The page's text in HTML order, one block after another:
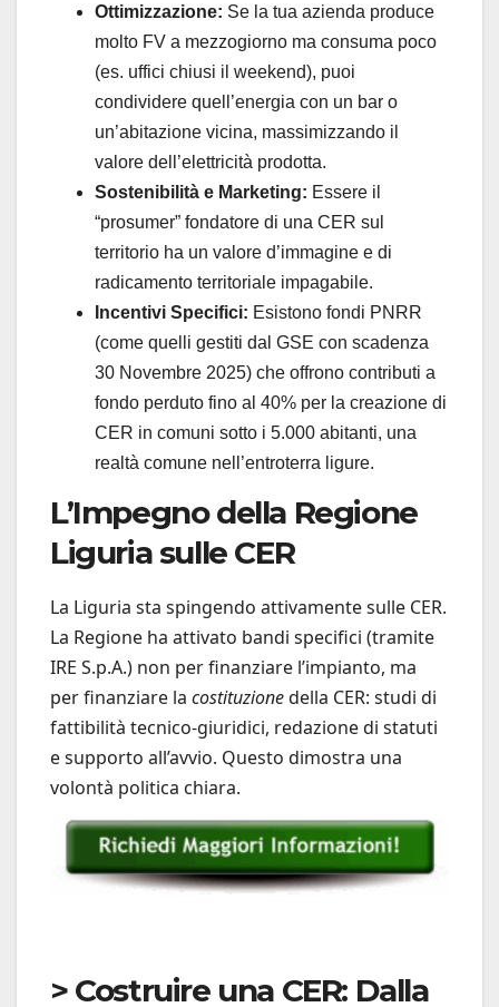
Ottimizzazione: Se la tua azienda produce
molto FV a mezzogiorno ma consuma poco
(es. uffici chiusi il weekend), puoi
condividere quell’energia con un bar o
un’abitazione vicina, massimizzando il
valore dell’elettricità prodotta.
Sostenibilità e Marketing: Essere il
“prosumer” fondatore di una CER sul
territorio ha un valore d’immagine e di
radicamento territoriale impagabile.
Incentivi Specifici: Esistono fondi PNRR
(come quelli gestiti dal GSE con scadenza
30 Novembre 2025) che offrono contributi a
fondo perduto fino al 40% per la creazione di
CER in comuni sotto i 5.000 abitanti, una
realtà comune nell’entroterra ligure.
L’Impegno della Regione
Liguria sulle CER
La Liguria sta spingendo attivamente sulle CER.
La Regione ha attivato bandi specifici (tramite
IRE S.p.A.) non per finanziare l’impianto, ma
per finanziare la costituzionedella CER: studi di
fattibilità tecnico-giuridici, redazione di statuti
e supporto all’avvio. Questo dimostra una
volontà politica chiara.
> Costruire una CER: Dalla